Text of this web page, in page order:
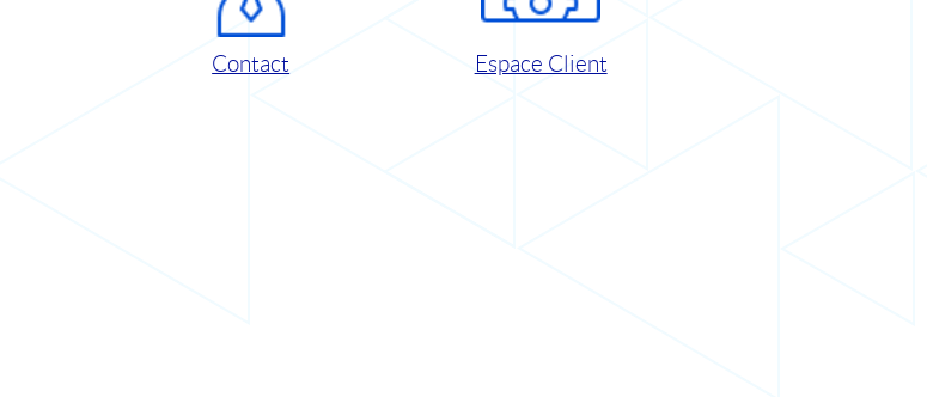
Contact Espace Client